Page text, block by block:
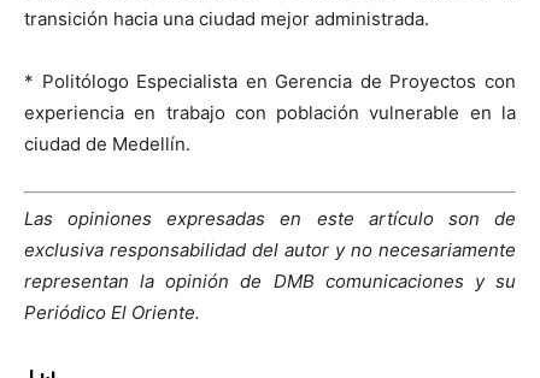
transición hacia una ciudad mejor administrada.
* Politólogo Especialista en Gerencia de Proyectos con
experiencia en trabajo con población vulnerable en la
ciudad de Medellín.
Las opiniones expresadas en este artículo son de
exclusiva responsabilidad del autor y no necesariamente
representan la opinión de DMB comunicaciones y su
Periódico El Oriente.